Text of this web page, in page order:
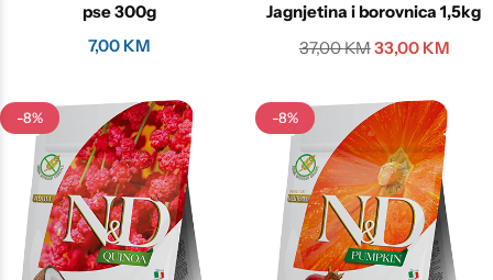
pse 300g
7,00 KM
Jagnjetina i borovnica 1,5kg
37,00KM33,00 KM
-8% -8%